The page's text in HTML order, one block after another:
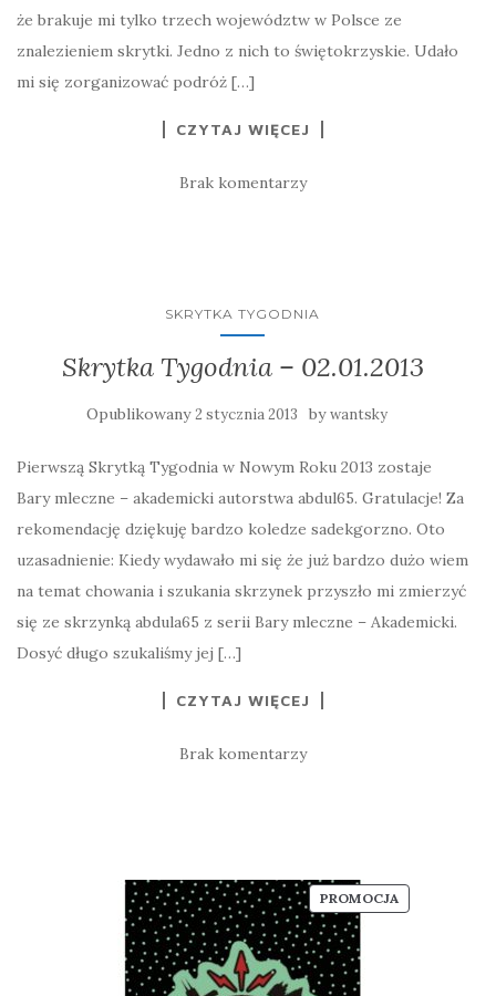
że brakuje mi tylko trzech województw w Polsce ze
znalezieniem skrytki. Jedno z nich to świętokrzyskie. Udało
mi się zorganizować podróż […]
CZYTAJ WIĘCEJ
Brak komentarzy
SKRYTKA TYGODNIA
Skrytka Tygodnia – 02.01.2013
Opublikowany2 stycznia 2013 bywantsky
Pierwszą Skrytką Tygodnia w Nowym Roku 2013 zostaje
Bary mleczne – akademicki autorstwa abdul65. Gratulacje! Za
rekomendację dziękuję bardzo koledze sadekgorzno. Oto
uzasadnienie: Kiedy wydawało mi się że już bardzo dużo wiem
na temat chowania i szukania skrzynek przyszło mi zmierzyć
się ze skrzynką abdula65 z serii Bary mleczne – Akademicki.
Dosyć długo szukaliśmy jej […]
CZYTAJ WIĘCEJ
Brak komentarzy
PROMOCJAPRODUKT
W